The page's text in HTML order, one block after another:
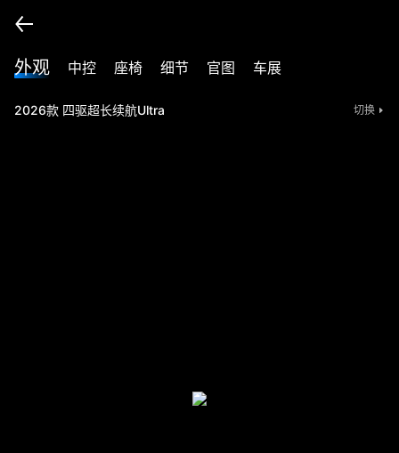
外观 中控 座椅 细节 官图 车展
2026款 四驱超长续航Ultra 切换